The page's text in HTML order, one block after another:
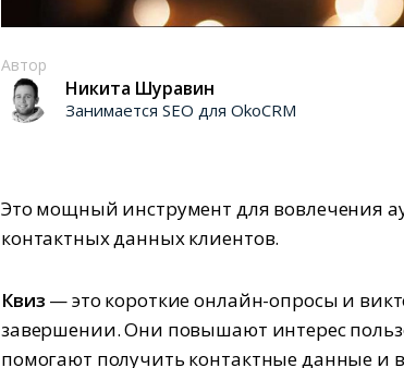
Автор
Никита Шуравин
Занимается SEO для OkoCRM
Это мощный инструмент для вовлечения
контактных данных клиентов.
Квиз — это короткие онлайн-опросы и
завершении. Они повышают интерес
помогают получить контактные данные и